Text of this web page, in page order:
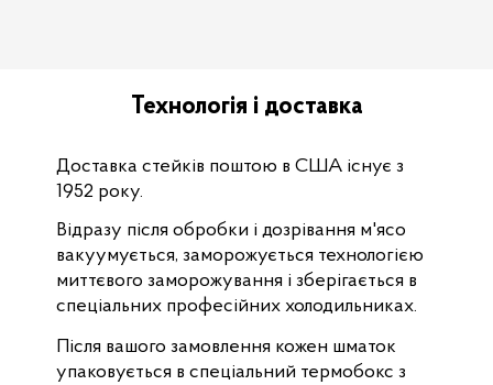
Доставка стейків поштою в США існує з
1952 року.
Технологія і доставка
Після вашого замовлення кожен шматок
упаковується в спеціальний термобокс з
Відразу після обробки і дозрівання м'ясо
вакуумується, заморожується технологією
миттєвого заморожування і зберігається в
спеціальних професійних холодильниках.